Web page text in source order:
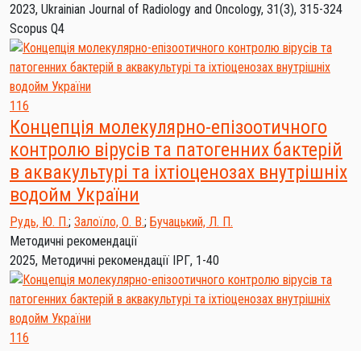
2023, Ukrainian Journal of Radiology and Oncology, 31(3), 315-324
Scopus Q4
116
Концепція молекулярно-епізоотичного
контролю вірусів та патогенних бактерій
в аквакультурі та іхтіоценозах внутрішніх
водойм України
Рудь, Ю. П.; Залоїло, О. В.; Бучацький, Л. П.
Методичні рекомендації
2025, Методичні рекомендації ІРГ, 1-40
116